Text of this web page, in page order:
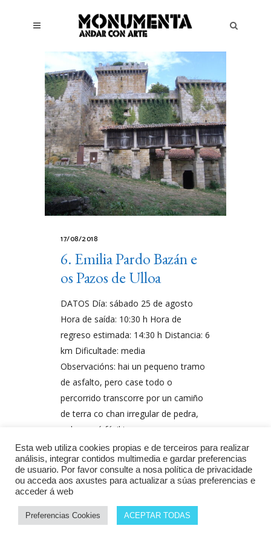
17/08/2018
6. Emilia Pardo Bazán e
os Pazos de Ulloa
DATOS Día: sábado 25 de agosto
Hora de saída: 10:30 h Hora de
regreso estimada: 14:30 h Distancia: 6
km Dificultade: media
Observacións: hai un pequeno tramo
de asfalto, pero case todo o
percorrido transcorre por un camiño
de terra co chan irregular de pedra,
polo que é fácil tropezar se non
PorMonumenta
Esta web utiliza cookies propias e de terceiros para realizar
análisis, integrar contidos multimedia e gardar preferencias
de usuario. Por favor consulte a nosa política de privacidade
ou acceda aos axustes para actualizar a súas preferencias e
acceder á web
Preferencias Cookies ACEPTAR TODAS